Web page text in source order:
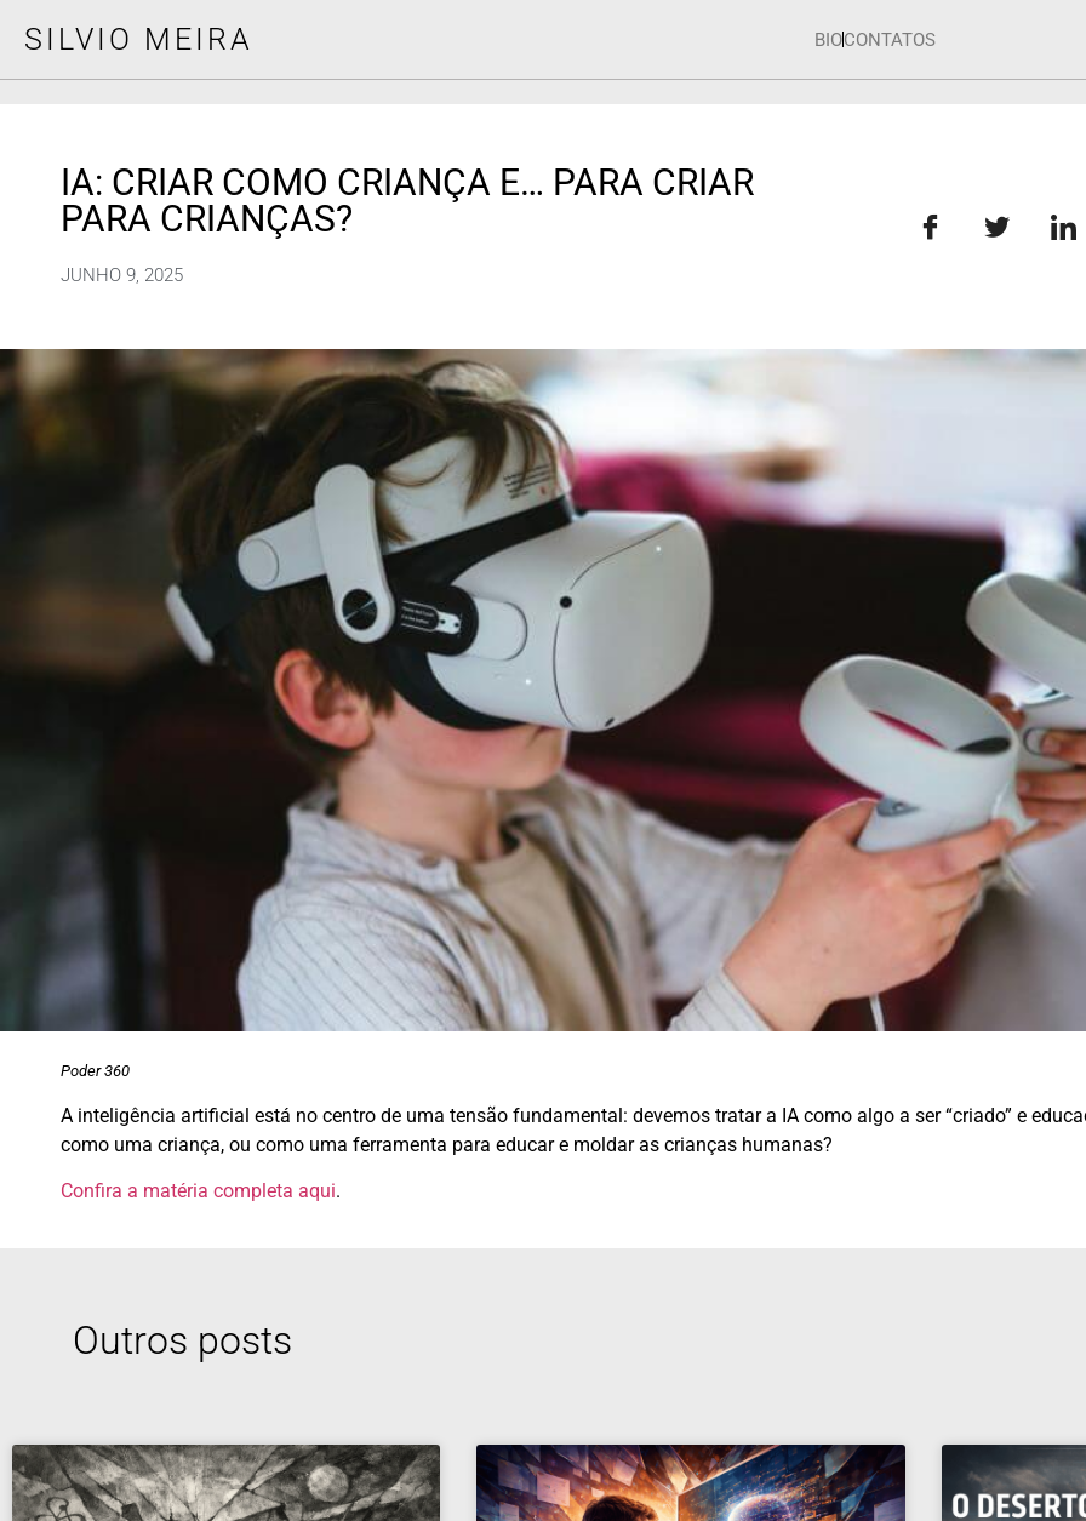
SILVIO MEIRA BIOCONTATOS
IA: CRIAR COMO CRIANÇA E… PARA CRIAR
PARA CRIANÇAS?
JUNHO 9, 2025
Poder 360
A inteligência artificial está no centro de uma tensão fundamental: devemos tratar a IA como algo a ser “criado” e
como uma criança, ou como uma ferramenta para educar e moldar as crianças humanas?
Confira a matéria completa aqui.
Outros posts